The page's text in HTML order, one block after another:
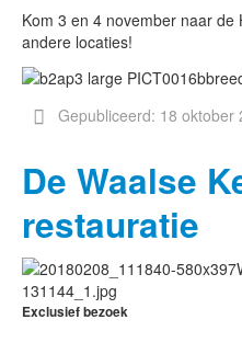
Kom 3 en 4 november naar
andere locaties!
Gepubliceerd: 18 oktober
De Waalse
restauratie
Exclusief bezoek